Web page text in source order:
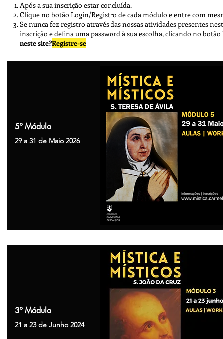
Após a sua inscrição estar concluída.
Clique no botão Login/Registro de cada módulo e entre com
Se nunca fez registro através das nossas atividades presentes
inscrição e defina umapassword à sua escolha, clicando no botão
neste site?Registre-se
5º Módulo
29 a 31 de Maio 2026
3º Módulo
21 a 23 de Junho 2024